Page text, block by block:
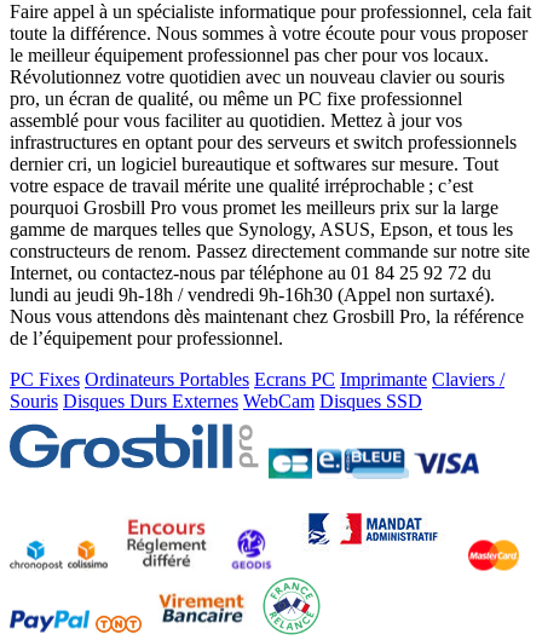
Faire appel à un spécialiste informatique pour professionnel, cela fait
toute la différence. Nous sommes à votre écoute pour vous proposer
le meilleur équipement professionnel pas cher pour vos locaux.
Révolutionnez votre quotidien avec un nouveau clavier ou souris
pro, un écran de qualité, ou même un PC fixe professionnel
assemblé pour vous faciliter au quotidien. Mettez à jour vos
infrastructures en optant pour des serveurs et switch professionnels
dernier cri, un logiciel bureautique et softwares sur mesure. Tout
votre espace de travail mérite une qualité irréprochable ; c’est
pourquoi Grosbill Pro vous promet les meilleurs prix sur la large
gamme de marques telles que Synology, ASUS, Epson, et tous les
constructeurs de renom. Passez directement commande sur notre site
Internet, ou contactez-nous par téléphone au 01 84 25 92 72 du
lundi au jeudi 9h-18h / vendredi 9h-16h30 (Appel non surtaxé).
Nous vous attendons dès maintenant chez Grosbill Pro, la référence
de l’équipement pour professionnel.
PC Fixes Ordinateurs Portables Ecrans PC Imprimante Claviers /
Souris Disques Durs Externes WebCam Disques SSD